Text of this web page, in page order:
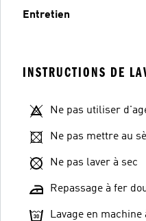
Entretien
INSTRUCTIONS DE
Ne pas utiliser
Ne pas mettre au
Ne pas laver à sec
Repassage à fer
Lavage en